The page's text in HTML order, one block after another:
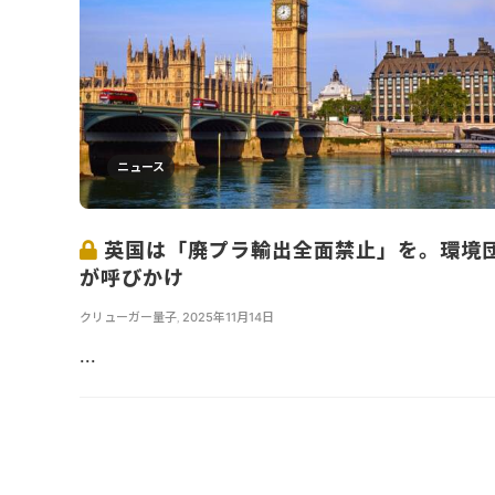
ニュース
英国は「廃プラ輸出全面禁止」を。環境
が呼びかけ
クリューガー量子 2025年11月14日
...